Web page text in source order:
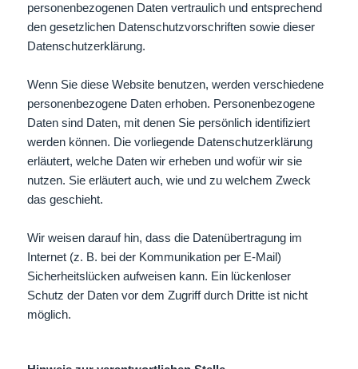
personenbezogenen Daten vertraulich und entsprechend
den gesetzlichen Datenschutzvorschriften sowie dieser
Datenschutzerklärung.
Wenn Sie diese Website benutzen, werden verschiedene
personenbezogene Daten erhoben. Personenbezogene
Daten sind Daten, mit denen Sie persönlich identifiziert
werden können. Die vorliegende Datenschutzerklärung
erläutert, welche Daten wir erheben und wofür wir sie
nutzen. Sie erläutert auch, wie und zu welchem Zweck
das geschieht.
Wir weisen darauf hin, dass die Datenübertragung im
Internet (z. B. bei der Kommunikation per E-Mail)
Sicherheitslücken aufweisen kann. Ein lückenloser
Schutz der Daten vor dem Zugriff durch Dritte ist nicht
möglich.